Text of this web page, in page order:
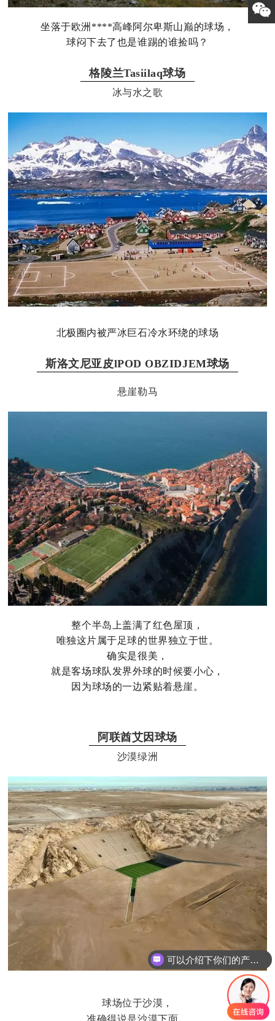
坐落于欧洲****高峰阿尔卑斯山巅的球场，
球闷下去了也是谁踢的谁捡吗？
格陵兰Tasiilaq球场
冰与水之歌
北极圈内被严冰巨石冷水环绕的球场
斯洛文尼亚皮lPOD OBZIDJEM球场
悬崖勒马
整个半岛上盖满了红色屋顶，
唯独这片属于足球的世界独立于世。
确实是很美，
就是客场球队发界外球的时候要小心，
因为球场的一边紧贴着悬崖。
阿联酋艾因球场
沙漠绿洲
球场位于沙漠，
准确得说是沙漠下面。
可以介绍下你们的产品么
你们是怎么收费的呢